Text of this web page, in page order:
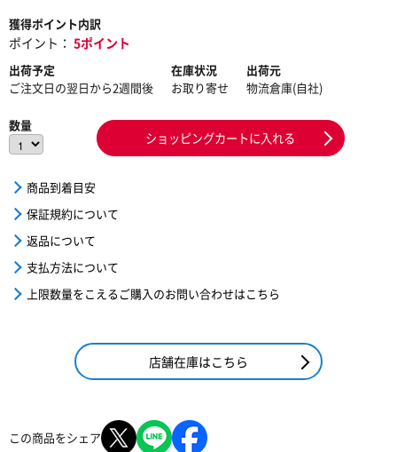
獲得ポイント内訳
ポイント： 5ポイント
出荷予定
ご注文日の翌日から2週間後
在庫状況
お取り寄せ
出荷元
物流倉庫(自社)
数量
ショッピングカートに入れる
商品到着目安
保証規約について
返品について
支払方法について
上限数量をこえるご購入のお問い合わせはこちら
店舗在庫はこちら
この商品をシェア